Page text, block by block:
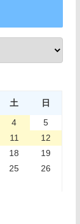
土
日
4
5
11
12
18
19
25
26